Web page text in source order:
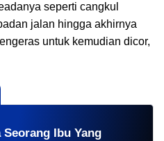
seperti cangkul
jalan hingga akhirnya
untuk kemudian dicor,
Seorang Ibu Yang